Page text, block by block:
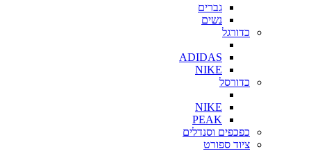
גברים
נשים
כדורגל
ADIDAS
NIKE
כדורסל
NIKE
PEAK
כפכפים וסנדלים
ציוד ספורט